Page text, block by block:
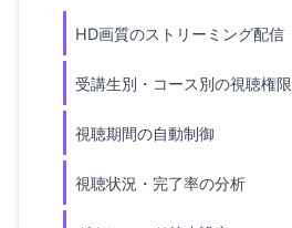
HD画質のストリーミング配信
受講生別・コース別の視聴権限
視聴期間の自動制御
視聴状況・完了率の分析